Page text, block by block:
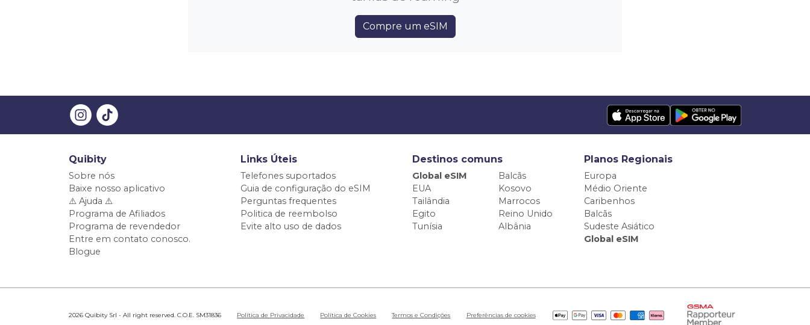
Compre um eSIM
Quibity
Sobre nós
Baixe nosso aplicativo
⚠️ Ajuda ⚠️
Programa de Afiliados
Programa de revendedor
Entre em contato conosco.
Blogue
Links Úteis
Telefones suportados
Guia de configuração do eSIM
Perguntas frequentes
Politica de reembolso
Evite alto uso de dados
Destinos comuns
Global eSIM
Balcãs
EUA
Kosovo
Tailândia
Marrocos
Egito
Reino Unido
Tunísia
Albânia
Planos Regionais
Europa
Médio Oriente
Caribenhos
Balcãs
Sudeste Asiático
Global eSIM
2026 Quibity Srl - All right reserved. C.O.E. SM31836 Política de Privacidade Política de Cookies Termos e Condições Preferências de cookies